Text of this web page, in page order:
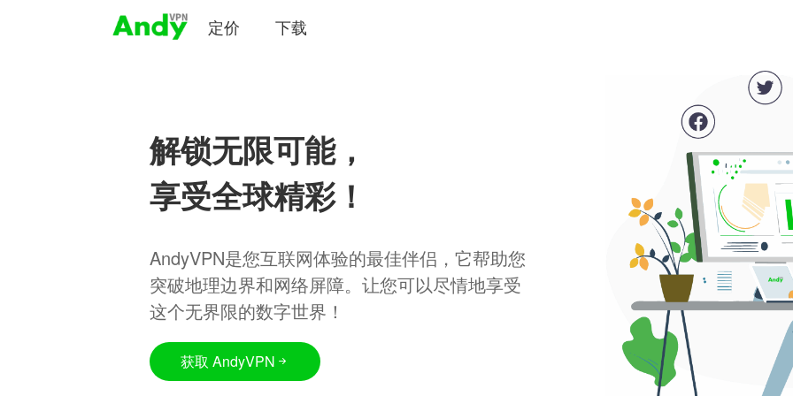
定价 下载
解锁无限可能，
享受全球精彩！
AndyVPN是您互联网体验的最佳伴侣，它帮助您
突破地理边界和网络屏障。让您可以尽情地享受
这个无界限的数字世界！
获取 AndyVPN